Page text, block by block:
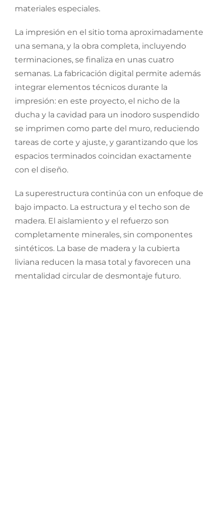
materiales especiales.
La impresión en el sitio toma aproximadamente
una semana, y la obra completa, incluyendo
terminaciones, se finaliza en unas cuatro
semanas. La fabricación digital permite además
integrar elementos técnicos durante la
impresión: en este proyecto, el nicho de la
ducha y la cavidad para un inodoro suspendido
se imprimen como parte del muro, reduciendo
tareas de corte y ajuste, y garantizando que los
espacios terminados coincidan exactamente
con el diseño.
La superestructura continúa con un enfoque de
bajo impacto. La estructura y el techo son de
madera. El aislamiento y el refuerzo son
completamente minerales, sin componentes
sintéticos. La base de madera y la cubierta
liviana reducen la masa total y favorecen una
mentalidad circular de desmontaje futuro.